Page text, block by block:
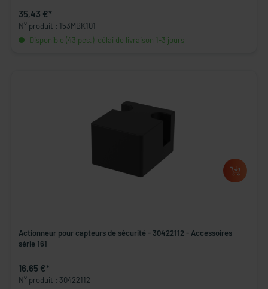
35,43 €*
N° produit : 153MBK101
Disponible (43 pcs.), délai de livraison 1-3 jours
Actionneur pour capteurs de sécurité - 30422112 - Accessoires
série 161
16,65 €*
N° produit : 30422112